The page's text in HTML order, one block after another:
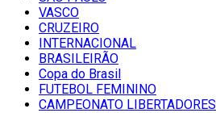
VASCO
CRUZEIRO
INTERNACIONAL
BRASILEIRÃO
Copa do Brasil
FUTEBOL FEMININO
CAMPEONATO LIBERTADORES